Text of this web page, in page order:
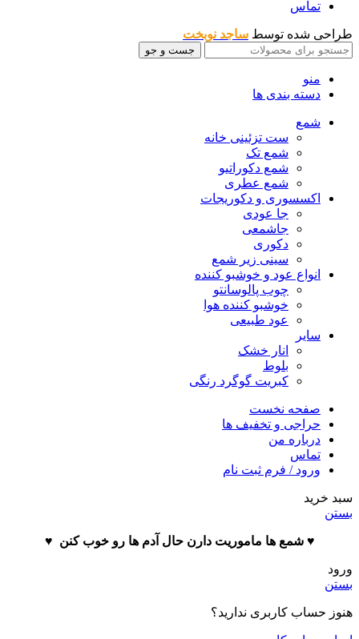
تماس
طراحی شده توسط ساجد نوبخت
جست و جو
منو
دسته بندی ها
شمع
ست تزئینی خانه
شمع تک
شمع دکوراتیو
شمع عطری
اکسسوری و دکوریجات
جا عودی
جاشمعی
دکوری
سینی زیر شمع
انواع عود و خوشبو کننده
چوب پالوسانتو
خوشبو کننده هوا
عود طبیعی
سایر
انار خشک
بلوط
کبریت گوگرد رنگی
صفحه نخست
حراجی و تخفیف ها
درباره من
تماس
ورود / فرم ثبت نام
سبد خرید
بستن
♥️ شمع ها ماموریت دارن حال آدم ها رو خوب کنن ♥️
ورود
بستن
هنوز حساب کاربری ندارید؟